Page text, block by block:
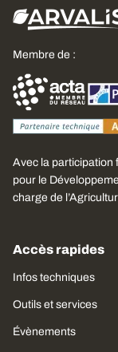
Membre de :
Avec la participation
pour le
charge de
Accès rapides
Infos techniques
Outils et services
Évènements